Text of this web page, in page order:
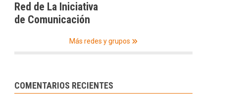
Red de La Iniciativa
de Comunicación
Más redes y grupos
COMENTARIOS RECIENTES